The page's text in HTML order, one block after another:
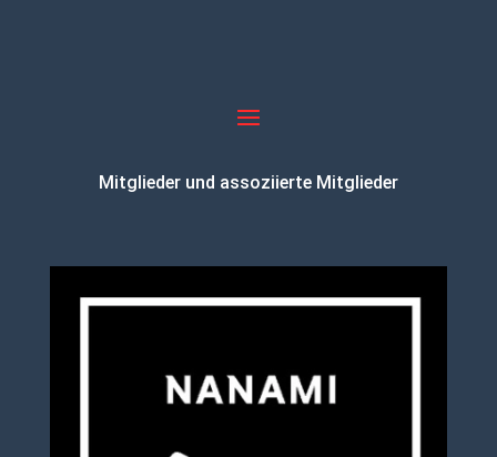
Mitglieder und assoziierte Mitglieder